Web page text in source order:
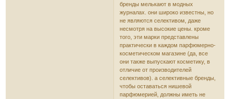
бренды мелькают в модных
журналах. они широко известны, но
не являются селективом, даже
несмотря на высокие цены. кроме
того, эти марки представлены
практически в каждом парфюмерно-
косметическом магазине (да, все
они также выпускают косметику, в
отличие от производителей
селективов). а селективные бренды,
чтобы оставаться нишевой
парфюмерией, должны иметь не